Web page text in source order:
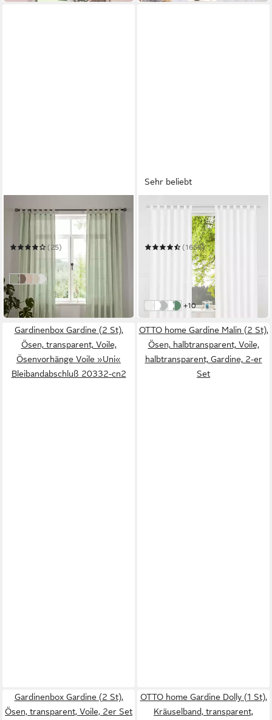
Vorhang Elby 1
(25)
in 6-8 Werktagen bei dir
Olive
braun
rosabeige
weiß
Sehr beliebt
OTTO HOME
Vorhang Raja
Mehrere Größen
(1655)
UVP18,99 €
in 1-2 Werktagen bei dir
weißsand
silbergrau
braun
grünweitere Farben:
+10
Gardinenbox Gardine (2 St),
Ösen, transparent, Voile,
Ösenvorhänge Voile »Uni«
Bleibandabschluß 20332-cn2
OTTO home Gardine Malin (2 St),
Ösen, halbtransparent, Voile,
halbtransparent, Gardine, 2-er
Set
Gardinenbox Gardine (2 St),
Ösen, transparent, Voile, 2er Set
OTTO home Gardine Dolly (1 St),
Kräuselband, transparent,